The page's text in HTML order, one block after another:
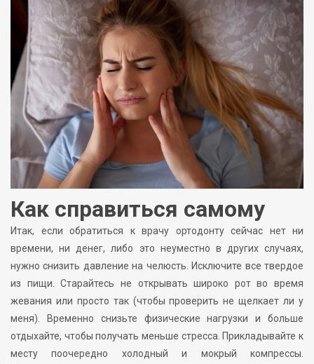
Как справиться самому
Итак, если обратиться к врачу ортодонту сейчас нет ни
времени, ни денег, либо это неуместно в других случаях,
нужно снизить давление на челюсть. Исключите все твердое
из пищи. Старайтесь не открывать широко рот во время
жевания или просто так (чтобы проверить не щелкает ли у
меня). Временно снизьте физические нагрузки и больше
отдыхайте, чтобы получать меньше стресса. Прикладывайте к
месту поочередно холодный и мокрый компрессы.